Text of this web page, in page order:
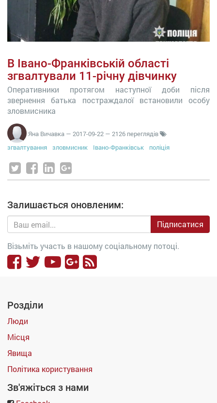
В Івано-Франківській області
згвалтували 11-річну дівчинку
Оперативники протягом наступної доби після
звернення батька постраждалої встановили особу
зловмисника
Яна Вичавка — 2017-09-22 — 2126 переглядів
згвалтування
зловмисник Івано-Франківськ поліція
Залишається оновленим:
Підписатися
Візьміть участь в нашому соціальному потоці.
Розділи
Люди
Місця
Явища
Політика користування
Зв'яжіться з нами